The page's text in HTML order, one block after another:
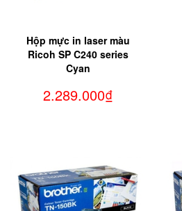
Hộp mực in laser màu
Ricoh SP C240 series
Cyan
2.289.000₫